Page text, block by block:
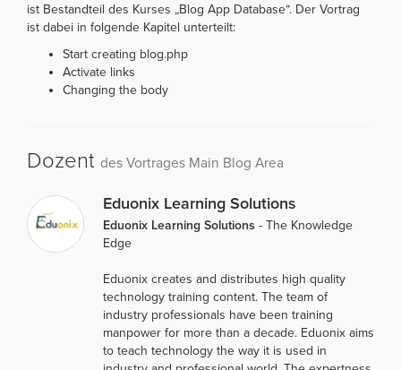
ist Bestandteil des Kurses „Blog App Database“. Der Vortrag
ist dabei in folgende Kapitel unterteilt:
Start creating blog.php
Activate links
Changing the body
Dozent des Vortrages Main Blog Area
Eduonix Learning Solutions
Eduonix Learning Solutions - The Knowledge
Edge
Eduonix creates and distributes high quality
technology training content. The team of
industry professionals have been training
manpower for more than a decade. Eduonix aims
to teach technology the way it is used in